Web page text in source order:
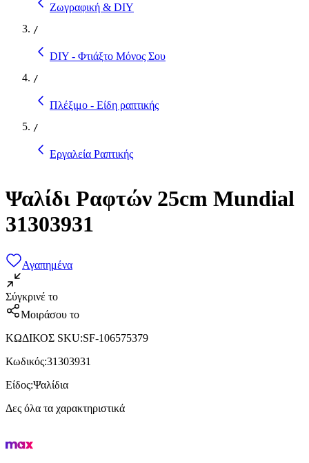
Ζωγραφική & DIY
/
DIY - Φτιάξτο Μόνος Σου
/
Πλέξιμο - Είδη ραπτικής
/
Εργαλεία Ραπτικής
Ψαλίδι Ραφτών 25cm Mundial
31303931
Αγαπημένα
Σύγκρινέ το
Μοιράσου το
ΚΩΔΙΚΟΣ SKU:SF-106575379
Κωδικός:31303931
Είδος:Ψαλίδια
Δες όλα τα χαρακτηριστικά